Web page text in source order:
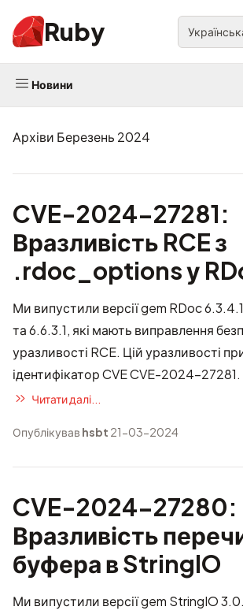
Ruby
Новини
Архіви Березень 2024
CVE-2024-27281:
Вразливість RCE з
.rdoc_options у
Ми випустили версії gem RDoc
та 6.6.3.1, які мають виправлення
уразливості RCE. Цій уразливості
ідентифікатор CVECVE-2024-27281.
Читати далі...
Опублікував hsbt 21-03-2024
CVE-2024-27280:
Вразливість
буфера в StringIO
Ми випустили версії gem StringIO